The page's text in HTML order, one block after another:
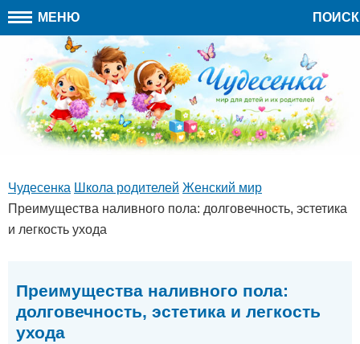
МЕНЮ ПОИСК
Чудесенка Школа родителей Женский мир
Преимущества наливного пола: долговечность, эстетика
и легкость ухода
Преимущества наливного пола:
долговечность, эстетика и легкость
ухода